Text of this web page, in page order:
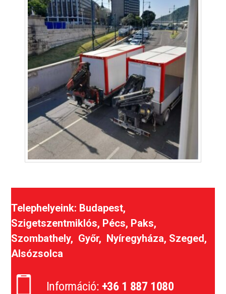
Telephelyeink: Budapest,
Szigetszentmiklós, Pécs, Paks,
Szombathely, Győr, Nyíregyháza, Szeged,
Alsózsolca
Információ: +36 1 887 1080